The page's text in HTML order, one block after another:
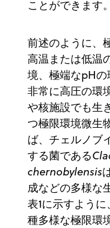
ことができます。
前述のように、
高温または低温
境、極端なpH
非常に高圧の環
や核施設でも生
つ極限環境微生
ば、チェルノブ
する菌である
chernobylensis
成などの多様な
表1に示すよう
種多様な極限環